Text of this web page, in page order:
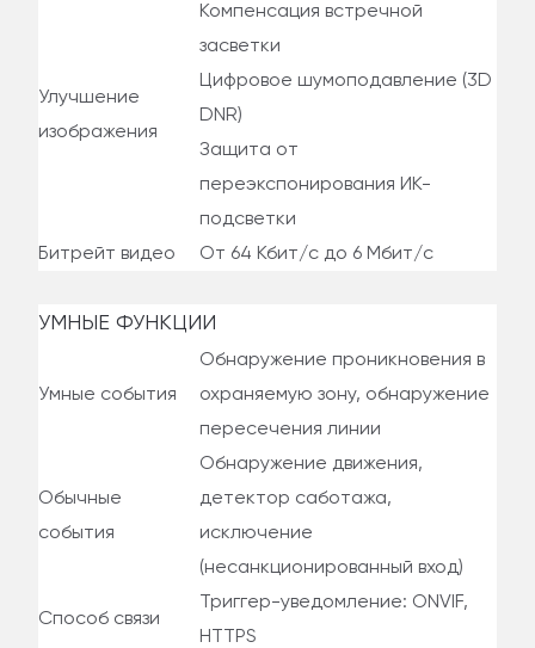
Улучшение
изображения
Компенсация встречной
засветки
Цифровое шумоподавление (3D
DNR)
Защита от
переэкспонирования ИК-
подсветки
Битрейт видео
От 64 Кбит/с до 6 Мбит/с
УМНЫЕ ФУНКЦИИ
Умные события
Обнаружение проникновения в
охраняемую зону, обнаружение
пересечения линии
Обычные
события
Обнаружение движения,
детектор саботажа,
исключение
(несанкционированный вход)
Способ связи
Триггер-уведомление: ONVIF,
HTTPS